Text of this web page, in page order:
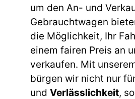
um den An- und
Gebrauchtwagen
die Möglichkeit, Ihr
einem fairen Preis an
verkaufen. Mit
bürgen wir nicht nur
und Verlässlichkeit,